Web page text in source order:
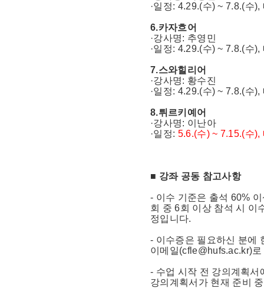
·일정: 4.29.(수) ~ 7.8.(수
6.카자흐어
·강사명: 추영민
·일정: 4.29.(수) ~ 7.8.(수
7.스와힐리어
·강사명: 황수진
·일정: 4.29.(수) ~ 7.8.(수
8.튀르키예어
·강사명: 이난아
·일정: 5.6.(수) ~ 7.15.(수
■ 강좌 공동 참고사항
- 이수 기준은 출석 60%
회 중 6회 이상 참석 시 이
정입니다.
- 이수증은 필요하신 분에
이메일(cfle@hufs.ac.kr)
- 수업 시작 전 강의계획서
강의계획서가 현재 준비